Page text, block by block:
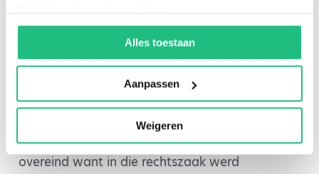
Alles toestaan
Aanpassen
Weigeren
2020 kwijt zoals de zzp’er de VAR al eerder
kwijt raakte. Dit kwam omdat de rechter vond
niemand meer een vrijwaring vooraf had en
Uniforce als enige nog wel zo’n verklaring had
De DUBV bleef als veilige werkvorm wel
overeind want in die rechtszaak werd